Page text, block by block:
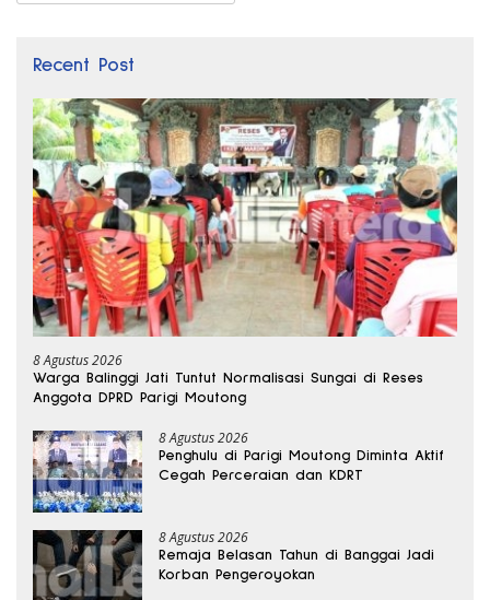
Recent Post
8 Agustus 2026
Warga Balinggi Jati Tuntut Normalisasi Sungai di Reses
Anggota DPRD Parigi Moutong
8 Agustus 2026
Penghulu di Parigi Moutong Diminta Aktif
Cegah Perceraian dan KDRT
8 Agustus 2026
Remaja Belasan Tahun di Banggai Jadi
Korban Pengeroyokan